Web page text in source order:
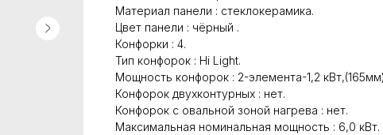
Материал панели : стеклокерамика.
Цвет панели : чёрный .
Конфорки : 4.
Тип конфорок : Hi Light.
Мощность конфорок : 2-элемента-1,2
Конфорок двухконтурных : нет.
Конфорок с овальной зоной нагрева : нет.
Максимальная номинальная мощность : 6,0 кВт.